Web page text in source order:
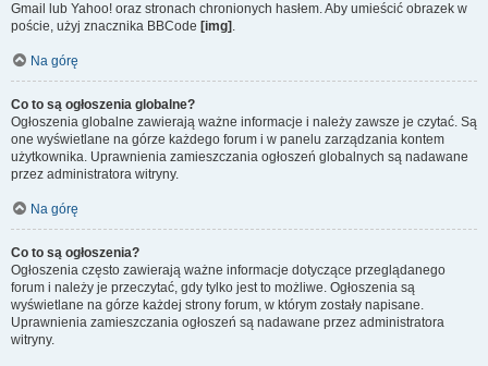
Gmail lub Yahoo! oraz stronach chronionych hasłem. Aby umieścić obrazek w
poście, użyj znacznika BBCode [img] .
Na górę
Co to są ogłoszenia globalne?
Ogłoszenia globalne zawierają ważne informacje i należy zawsze je czytać. Są
one wyświetlane na górze każdego forum i w panelu zarządzania kontem
użytkownika. Uprawnienia zamieszczania ogłoszeń globalnych są nadawane
przez administratora witryny.
Na górę
Co to są ogłoszenia?
Ogłoszenia często zawierają ważne informacje dotyczące przeglądanego
forum i należy je przeczytać, gdy tylko jest to możliwe. Ogłoszenia są
wyświetlane na górze każdej strony forum, w którym zostały napisane.
Uprawnienia zamieszczania ogłoszeń są nadawane przez administratora
witryny.